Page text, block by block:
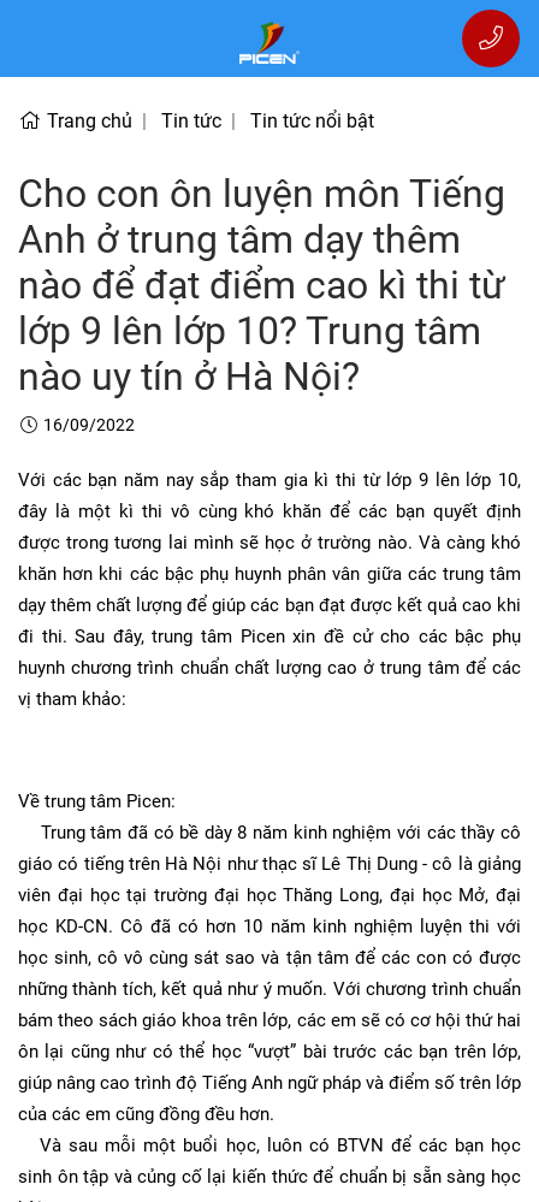
Trang chủ Tin tức Tin tức nổi bật
Cho con ôn luyện môn Tiếng
Anh ở trung tâm dạy thêm
nào để đạt điểm cao kì thi từ
lớp 9 lên lớp 10? Trung tâm
nào uy tín ở Hà Nội?
16/09/2022
Với các bạn năm nay sắp tham gia kì thi từ lớp 9 lên lớp 10,
đây là một kì thi vô cùng khó khăn để các bạn quyết định
được trong tương lai mình sẽ học ở trường nào. Và càng khó
khăn hơn khi các bậc phụ huynh phân vân giữa các trung tâm
dạy thêm chất lượng để giúp các bạn đạt được kết quả cao khi
đi thi. Sau đây, trung tâm Picen xin đề cử cho các bậc phụ
huynh chương trình chuẩn chất lượng cao ở trung tâm để các
vị tham khảo:
Về trung tâm Picen:
Trung tâm đã có bề dày 8 năm kinh nghiệm với các thầy cô
giáo có tiếng trên Hà Nội như thạc sĩ Lê Thị Dung - cô là giảng
viên đại học tại trường đại học Thăng Long, đại học Mở, đại
học KD-CN. Cô đã có hơn 10 năm kinh nghiệm luyện thi với
học sinh, cô vô cùng sát sao và tận tâm để các con có được
những thành tích, kết quả như ý muốn. Với chương trình chuẩn
bám theo sách giáo khoa trên lớp, các em sẽ có cơ hội thứ hai
ôn lại cũng như có thể học “vượt” bài trước các bạn trên lớp,
giúp nâng cao trình độ Tiếng Anh ngữ pháp và điểm số trên lớp
của các em cũng đồng đều hơn.
Và sau mỗi một buổi học, luôn có BTVN để các bạn học
sinh ôn tập và củng cố lại kiến thức để chuẩn bị sẵn sàng học